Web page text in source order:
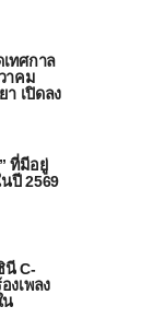
ทศกาล
าคม
า เปิดลง
ที่มีอยู่
ปี 2569
นี C-
งเพลง
น